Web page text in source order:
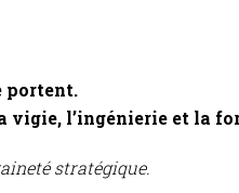
portent.
vigie, l’ingénierie et la
stratégique.